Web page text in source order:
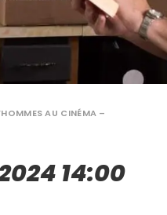
AU CINÉMA –
2024 14:00